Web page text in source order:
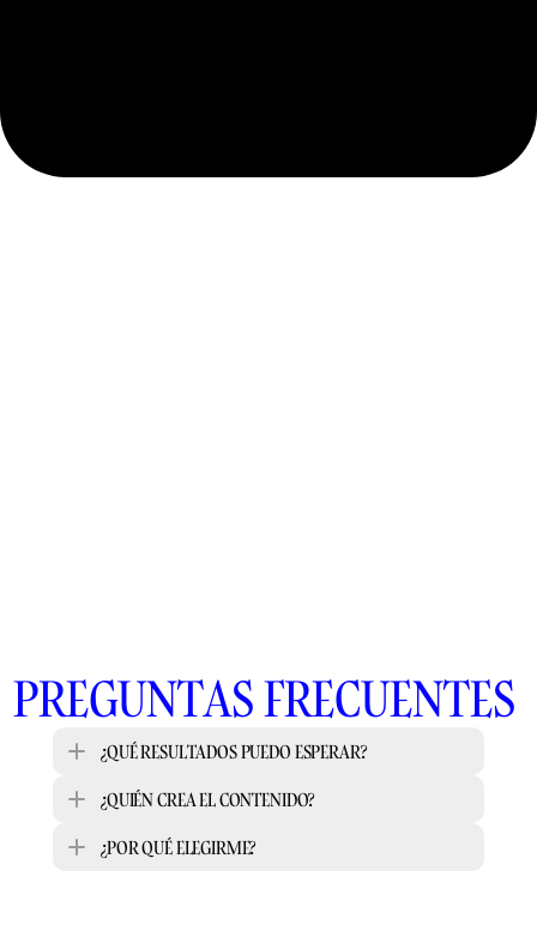
PREGUNTAS FRECUENTES
¿QUÉ RESULTADOS PUEDO ESPERAR?
¿QUIÉN CREA EL CONTENIDO?
¿POR QUÉ ELEGIRME?